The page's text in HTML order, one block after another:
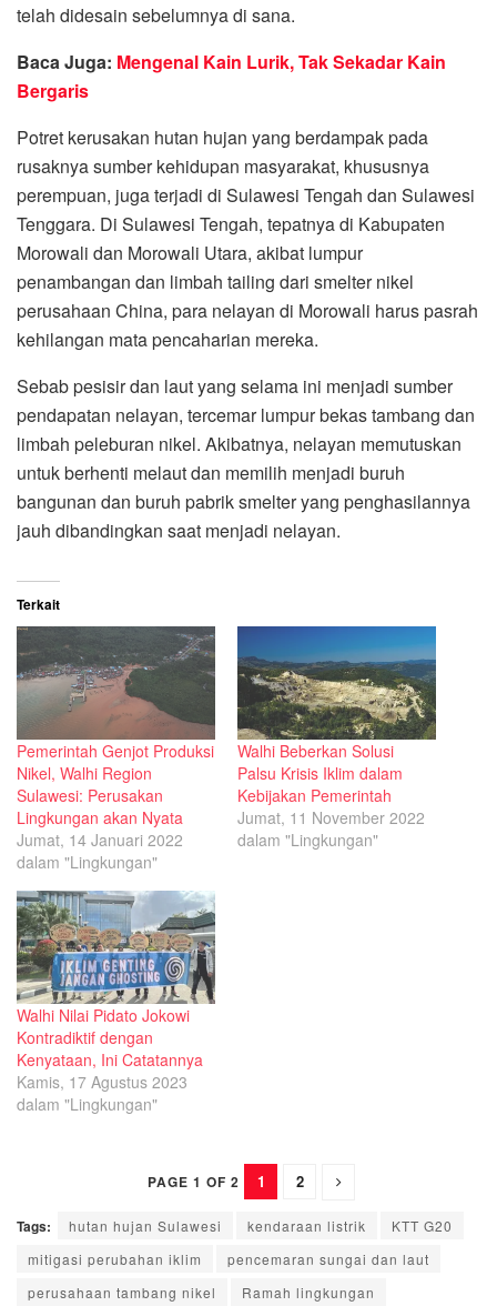
telah didesain sebelumnya di sana.
Baca Juga: Mengenal Kain Lurik, Tak Sekadar Kain
Bergaris
Potret kerusakan hutan hujan yang berdampak pada
rusaknya sumber kehidupan masyarakat, khususnya
perempuan, juga terjadi di Sulawesi Tengah dan Sulawesi
Tenggara. Di Sulawesi Tengah, tepatnya di Kabupaten
Morowali dan Morowali Utara, akibat lumpur
penambangan dan limbah tailing dari smelter nikel
perusahaan China, para nelayan di Morowali harus pasrah
kehilangan mata pencaharian mereka.
Sebab pesisir dan laut yang selama ini menjadi sumber
pendapatan nelayan, tercemar lumpur bekas tambang dan
limbah peleburan nikel. Akibatnya, nelayan memutuskan
untuk berhenti melaut dan memilih menjadi buruh
bangunan dan buruh pabrik smelter yang penghasilannya
jauh dibandingkan saat menjadi nelayan.
Terkait
Pemerintah Genjot Produksi
Nikel, Walhi Region
Sulawesi: Perusakan
Lingkungan akan Nyata
Jumat, 14 Januari 2022
dalam "Lingkungan"
Walhi Beberkan Solusi
Palsu Krisis Iklim dalam
Kebijakan Pemerintah
Jumat, 11 November 2022
dalam "Lingkungan"
Walhi Nilai Pidato Jokowi
Kontradiktif dengan
Kenyataan, Ini Catatannya
Kamis, 17 Agustus 2023
dalam "Lingkungan"
PAGE 1 OF 2 1 2
Tags: hutan hujan Sulawesi kendaraan listrik
KTT G20
mitigasi perubahan iklim
pencemaran sungai dan laut
perusahaan tambang nikel
Ramah lingkungan